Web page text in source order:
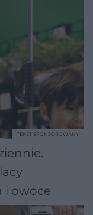
i owoce
TEKST SPONSOROWANY